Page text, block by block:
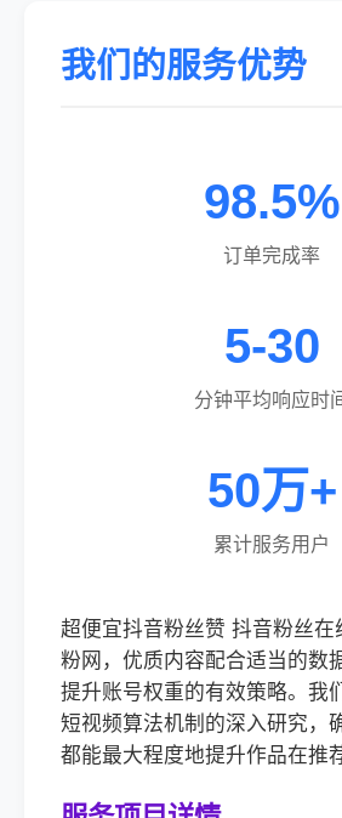
我们的服务优势
98.5%
订单完成率
5-30
分钟平均响应时间
50万+
累计服务用户
超便宜抖音粉丝赞 抖音粉丝在
粉网，优质内容配合适当的数
提升账号权重的有效策略。我
短视频算法机制的深入研究，
都能最大程度地提升作品在推